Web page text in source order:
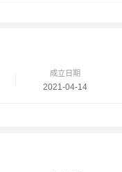
成立日期
2021-04-14